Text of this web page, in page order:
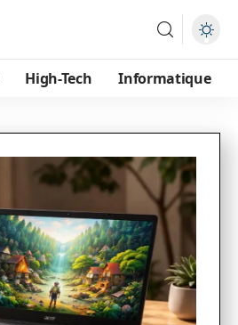
High-Tech Informatique